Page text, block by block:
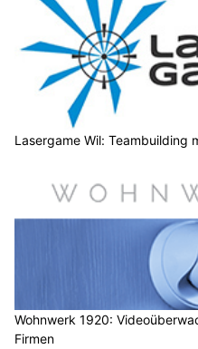
Lasergame Wil: Teambuilding
Wohnwerk 1920:
Firmen